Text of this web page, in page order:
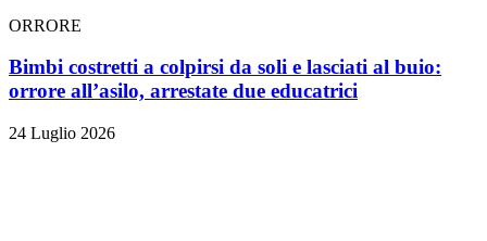
ORRORE
Bimbi costretti a colpirsi da soli e lasciati al buio:
orrore all’asilo, arrestate due educatrici
24 Luglio 2026